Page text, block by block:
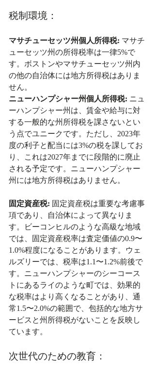
税制環境：
マサチューセッツ州個人所得税: マサチ
ューセッツ州の所得税率は一律5%で
す。ボストンやマサチューセッツ州内
の他の自治体には地方所得税はありま
せん。
ニューハンプシャー州個人所得税: ニュ
ーハンプシャー州は、賃金や給与に対
する一般的な州所得税を課さないとい
う点でユニークです。ただし、2023年
度の利子と配当には3%の税を課してお
り、これは2027年までに段階的に廃止
される予定です。ニューハンプシャー
州には地方所得税はありません。
固定資産税: 固定資産税は重要な考慮事
項であり、自治体によって異なりま
す。ビーコンヒルのような高級な地域
では、固定資産税率は査定価値の0.9〜
1.0%程度になることがあります。ウェ
ルズリーでは、税率は1.1〜1.2%前後で
す。ニューハンプシャーのシーコース
トにあるライのような町では、効果的
な税率はより高くなることがあり、通
常1.5〜2.0%の範囲で、包括的な地方サ
ービスと州所得税がないことを反映し
ています。
次世代のための教育：